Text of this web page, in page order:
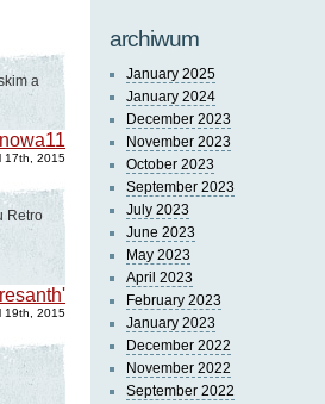
a
17th, 2015
Retro
19th, 2015
archiwum
January 2025
January 2024
December 2023
November 2023
October 2023
September 2023
July 2023
June 2023
May 2023
April 2023
February 2023
January 2023
December 2022
November 2022
September 2022